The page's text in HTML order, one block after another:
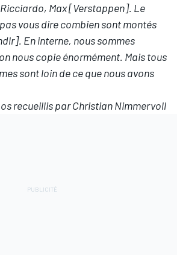
Max [Verstappen]. Le
vous dire combien sont montés
En interne, nous sommes
nous copie énormément. Mais tous
sont loin de ce que nous avons
recueillis par Christian Nimmervoll